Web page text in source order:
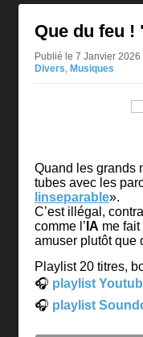
Que du feu !
Publié le 7 Janvier
Divers, Musiques
Quand les grands
tubes avec les
linseparable».
C’est illégal,
comme l’ IA me fait
amuser plutôt que
Playlist 20 titres,
🎧 playlist
🎧 playlist